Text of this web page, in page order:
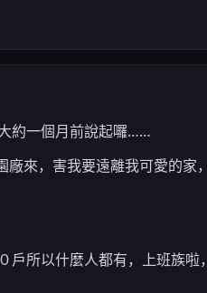
約一個月前說起囉……
來，害我要遠離我可愛的家
所以什麼人都有，上班族啦